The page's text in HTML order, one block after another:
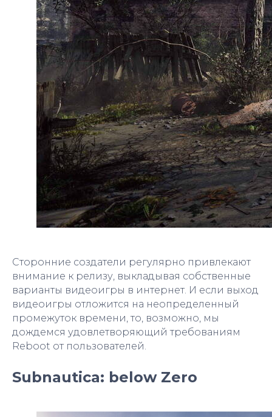
Сторонние создатели регулярно привлекают
внимание к релизу, выкладывая собственные
варианты видеоигры в интернет. И если выход
видеоигры отложится на неопределенный
промежуток времени, то, возможно, мы
дождемся удовлетворяющий требованиям
Reboot от пользователей.
Subnautica: below Zero